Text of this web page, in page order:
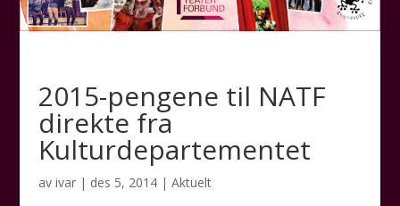
2015-pengene til NATF
direkte fra
Kulturdepartementet
av ivar| des 5, 2014| Aktuelt